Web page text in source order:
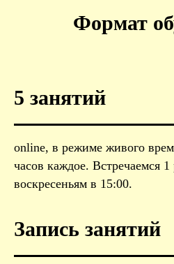
Формат
5 занятий
online, в режиме живого
часов каждое. Встречаемся
воскресеньям в 15:00.
Запись занятий